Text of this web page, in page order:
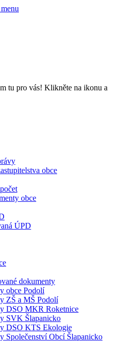
tu pro vás! Klikněte na ikonu a
obce
obce
ÚPD
dokumenty
obce Podolí
ZŠ a MŠ Podolí
DSO MKR Roketnice
SVK Šlapanicko
DSO KTS Ekologie
Společenství Obcí Šlapanicko